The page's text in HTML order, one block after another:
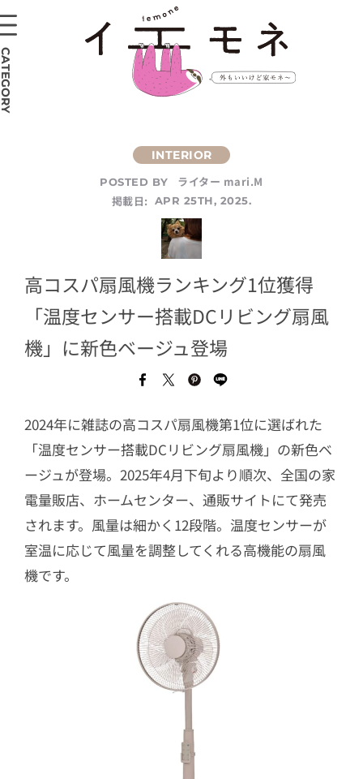
POSTED BY
ライター mari.M
掲載日:
APR 25TH, 2025.
高コスパ扇風機ランキング1位獲得
「温度センサー搭載DCリビング扇風
機」に新色ベージュ登場
2024年に雑誌の高コスパ扇風機第1位に選ばれた
「温度センサー搭載DCリビング扇風機」の新色ベ
ージュが登場。2025年4月下旬より順次、全国の家
電量販店、ホームセンター、通販サイトにて発売
されます。風量は細かく12段階。温度センサーが
室温に応じて風量を調整してくれる高機能の扇風
機です。